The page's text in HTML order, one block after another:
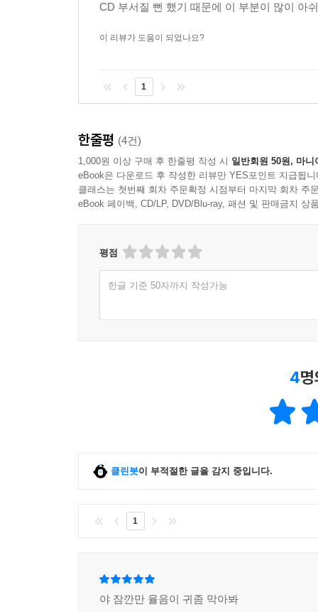
CD 부서질 뻔 했기 때문에 이 부분이 많이 아
이 리뷰가 도움이 되었나요?
1
한줄평 (4건)
1,000원 이상 구매 후 한줄평 작성 시 일반회원 50원, 마니
eBook은 다운로드 후 작성한 리뷰만 YES포인트 지급됩니
클래스는 첫번째 회차 주문확정 시점부터 마지막 회차 주
eBook 페이백, CD/LP, DVD/Blu-ray, 패션 및 판매금지 상
평점
한글 기준 50자까지 작성가능
4
클린봇이 부적절한 글을 감지 중입니다.
1
야 잠깐만 율음이 귀좀 막아봐